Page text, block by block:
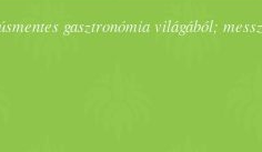
gasztronómia világából;